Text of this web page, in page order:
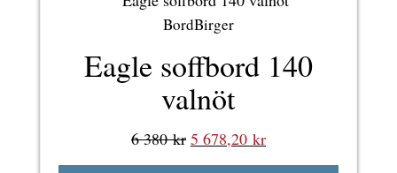
BordBirger
Eagle soffbord 140
valnöt
6 380kr Det
ursprungliga
5 678,20 krDet
nuvarande